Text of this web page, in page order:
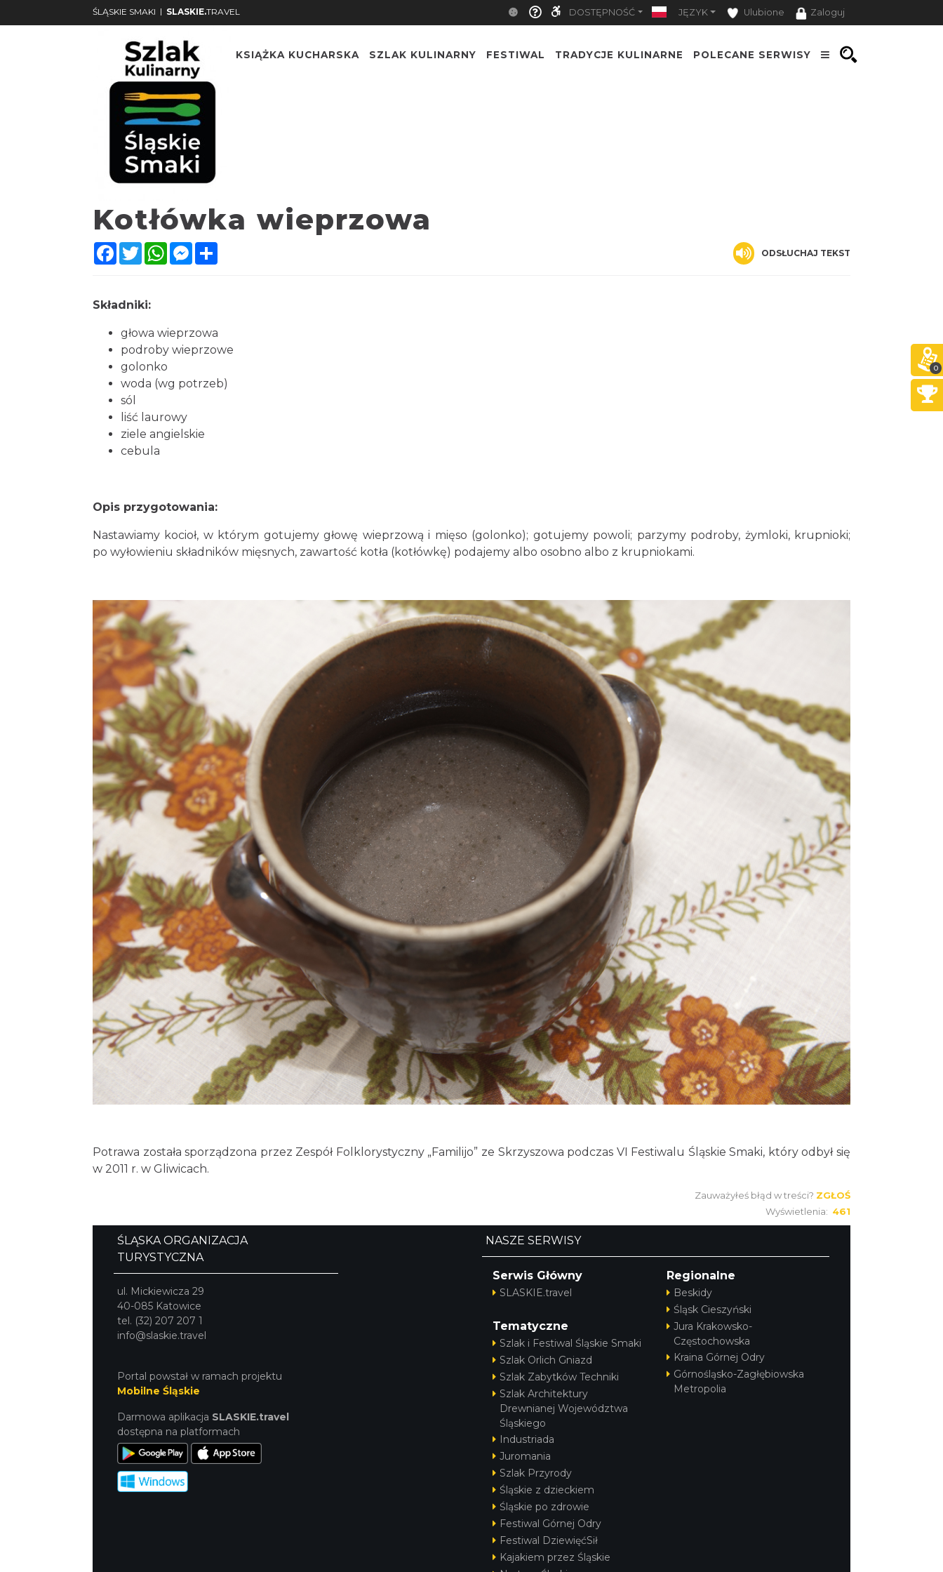
ŚLĄSKIE SMAKI | SLASKIE.TRAVEL DOSTĘPNOŚĆ JĘZYK Ulubione Zaloguj
KSIĄŻKA KUCHARSKA SZLAK KULINARNY FESTIWAL TRADYCJE KULINARNE POLECANE SERWISY
Kotłówka wieprzowa
Facebook
TwitterWhatsAppMessenger ODSŁUCHAJ TEKST
Składniki:
głowa wieprzowa
podroby wieprzowe
golonko
woda (wg potrzeb)
sól
liść laurowy
ziele angielskie
cebula
Opis przygotowania:
Nastawiamy kocioł, w którym gotujemy głowę wieprzową i mięso (golonko); gotujemy powoli; parzymy podroby, żymloki, krupnioki;
po wyłowieniu składników mięsnych, zawartość kotła (kotłówkę) podajemy albo osobno albo z krupniokami.
Potrawa została sporządzona przez Zespół Folklorystyczny „Familijo” ze Skrzyszowa podczas VI Festiwalu Śląskie Smaki, który odbył się
w 2011 r. w Gliwicach.
Zauważyłeś błąd w treści? ZGŁOŚ
Wyświetlenia: 461
ŚLĄSKA ORGANIZACJA
TURYSTYCZNA
ul. Mickiewicza 29
40-085 Katowice
tel. (32) 207 207 1
info@slaskie.travel
Portal powstał w ramach projektu
Mobilne Śląskie
Darmowa aplikacja SLASKIE.travel
dostępna na platformach
NASZE SERWISY
Serwis Główny
SLASKIE.travel
Tematyczne
Szlak i Festiwal Śląskie Smaki
Szlak Orlich Gniazd
Szlak Zabytków Techniki
Szlak Architektury
Drewnianej Województwa
Śląskiego
Industriada
Juromania
Szlak Przyrody
Śląskie z dzieckiem
Śląskie po zdrowie
Festiwal Górnej Odry
Festiwal DziewięćSił
Kajakiem przez Śląskie
Regionalne
Beskidy
Śląsk Cieszyński
Jura Krakowsko-
Częstochowska
Kraina Górnej Odry
Górnośląsko-Zagłębiowska
Metropolia
0